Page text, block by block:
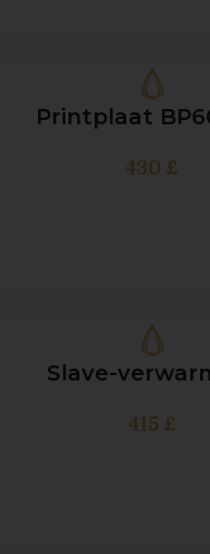
Printplaat
430 £
Slave-
415 £